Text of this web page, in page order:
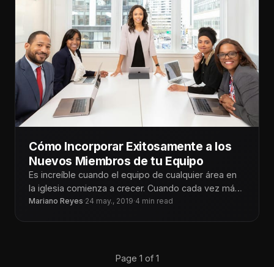
Cómo Incorporar Exitosamente a los
Nuevos Miembros de tu Equipo
Es increíble cuando el equipo de cualquier área en
la iglesia comienza a crecer. Cuando cada vez más
gente está
Mariano Reyes·24 may., 2019·4 min read
Page 1 of 1